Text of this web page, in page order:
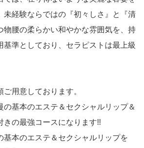
未経験ならではの『初々しさ』と『清
物腰の柔らかい和やかな雰囲気を、持
基準としており、セラピストは最上級
用意しております。
の基本のエステ＆セクシャルリップ＆
きの最強コースになります!!
基本のエステ＆セクシャルリップを